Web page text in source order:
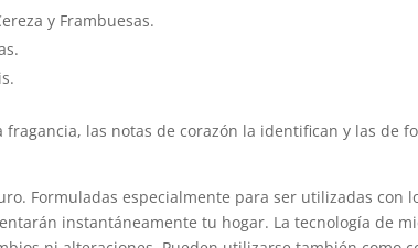
y Frambuesas.
las notas de corazón la identifican y las de
Formuladas especialmente para ser utilizadas con
instantáneamente tu hogar. La tecnología de